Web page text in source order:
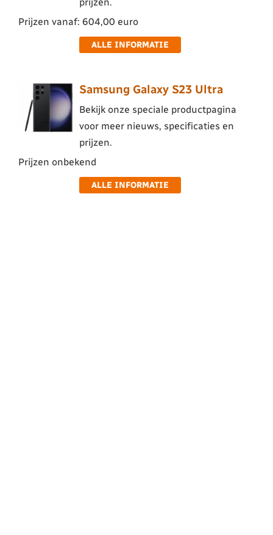
Prijzen vanaf: 604,00 euro
ALLE INFORMATIE
Samsung Galaxy S23 Ultra
Bekijk onze speciale productpagina
voor meer nieuws, specificaties en
prijzen.
Prijzen onbekend
ALLE INFORMATIE